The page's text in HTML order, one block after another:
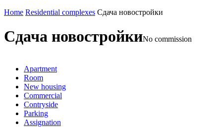
Home Residential complexes Сдача новостройки
Сдача новостройкиNo commission
Apartment
Room
New housing
Commercial
Contryside
Parking
Assignation